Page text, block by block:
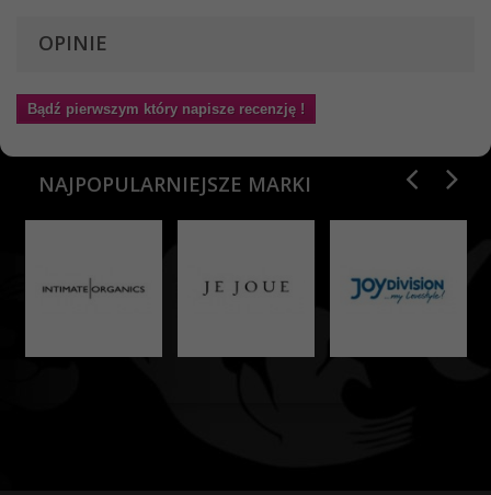
OPINIE
Bądź pierwszym który napisze recenzję !
NAJPOPULARNIEJSZE MARKI